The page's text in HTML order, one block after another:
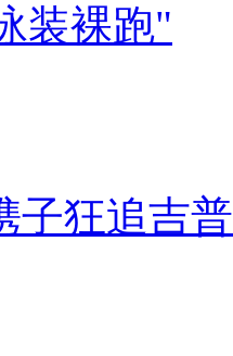
装裸跑"
子狂追吉